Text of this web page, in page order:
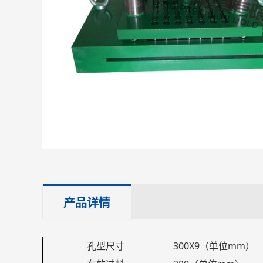
产品详情
孔型尺寸
300X9（单位mm）